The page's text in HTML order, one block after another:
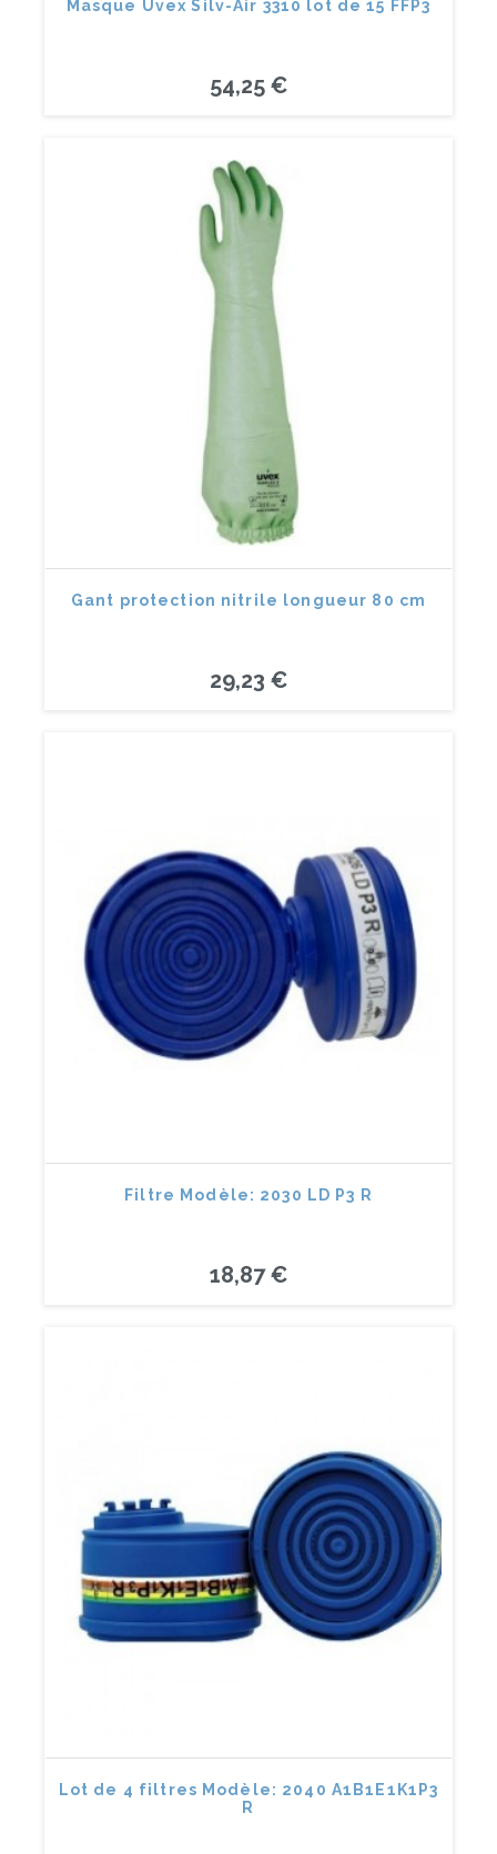
Masque Uvex Silv-Air 3310 lot de 15 FFP3
54,25 €
Gant protection nitrile longueur 80 cm
29,23 €
Filtre Modèle: 2030 LD P3 R
18,87 €
Lot de 4 filtres Modèle: 2040 A1B1E1K1P3
R